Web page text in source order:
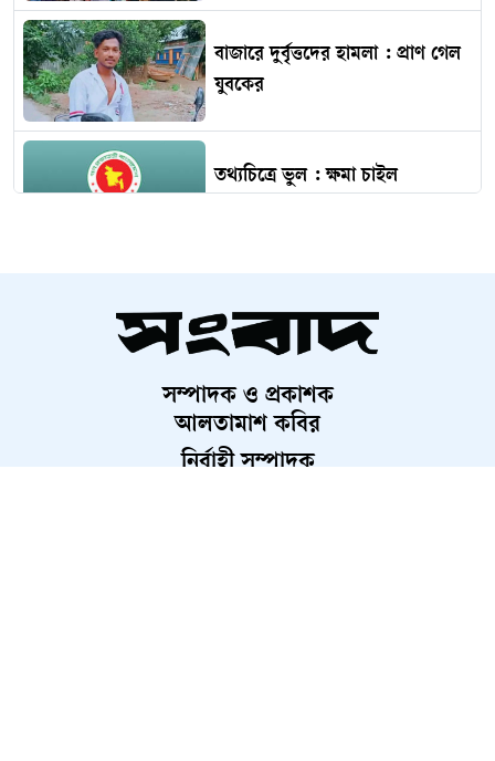
বাজারে দুর্বৃত্তদের হামলা : প্রাণ গেল
যুবকের
তথ্যচিত্রে ভুল : ক্ষমা চাইল
তালিকা প্রকাশ
সকালে যেসব জেলায় বৃষ্টির শঙ্কা
সম্পাদক ও প্রকাশক
আলতামাশ কবির
নির্বাহী সম্পাদক